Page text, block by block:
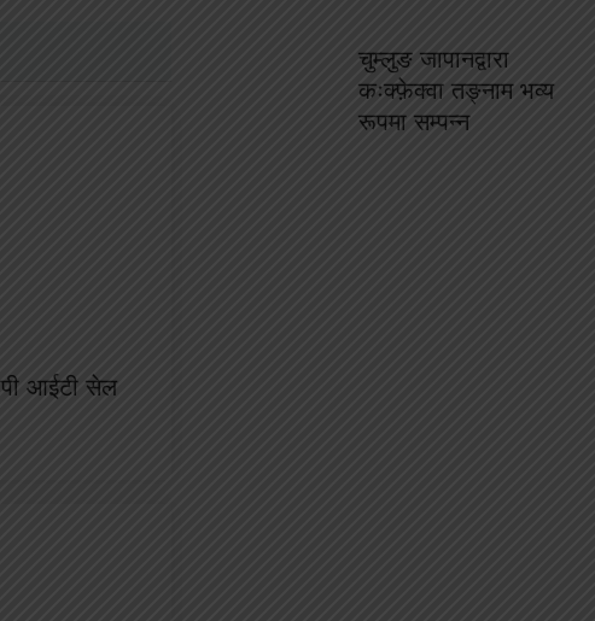
आईटी सेल
चुम्लुङ जापानद्वारा
कःक्फ़ेक्वा तङ्नाम भव्य
रूपमा सम्पन्न